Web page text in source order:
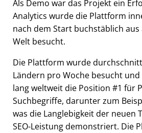
Als Demo war das Projekt ein
Analytics wurde die Plattform
nach dem Start buchstäblich
Welt besucht.
Die Plattform wurde
Ländern pro Woche besucht
lang weltweit die Position #1 für
Suchbegriffe, darunter zum
was die Langlebigkeit der neuen
SEO-Leistung demonstriert. Die